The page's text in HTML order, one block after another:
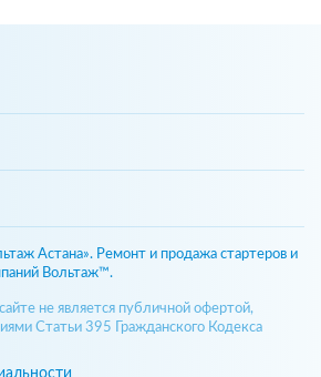
Астана». Ремонт и продажа стартеров и
Вольтаж™.
не является публичной офертой,
Статьи 395 Гражданского Кодекса